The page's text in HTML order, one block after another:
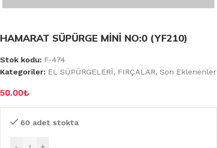
HAMARAT SÜPÜRGE MİNİ NO:0 (YF210)
Stok kodu: F-474
Kategoriler: EL SÜPÜRGELERİ, FIRÇALAR, Son Eklenenler
50.00₺
60 adet stokta